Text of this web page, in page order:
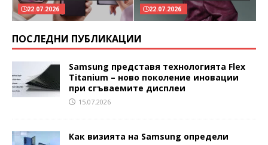
22.07.2026 22.07.2026
ПОСЛЕДНИ ПУБЛИКАЦИИ
Samsung представя технологията Flex
Titanium – ново поколение иновации
при сгъваемите дисплеи
15.07.2026
Как визията на Samsung определи